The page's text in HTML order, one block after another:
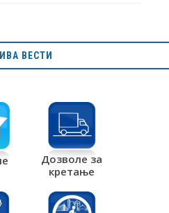
ВЕСТИ
Дозволе за
кретање